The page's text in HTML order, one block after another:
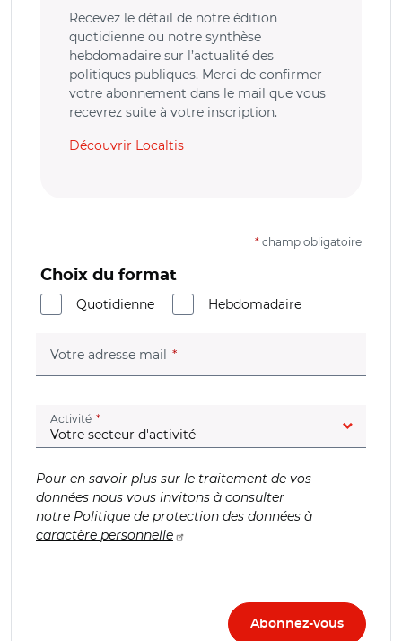
Recevez le détail de notre édition
quotidienne ou notre synthèse
hebdomadaire sur l’actualité des
politiques publiques. Merci de confirmer
votre abonnement dans le mail que vous
recevrez suite à votre inscription.
Découvrir Localtis
* champ obligatoire
Choix du format
Quotidienne
Hebdomadaire
Votre adresse mail (champ obligatoire)
Activité (champ obligatoire)
Pour en savoir plus sur le traitement de vos
données nous vous invitons à consulter
notre Politique de protection des données à
caractère personnelle